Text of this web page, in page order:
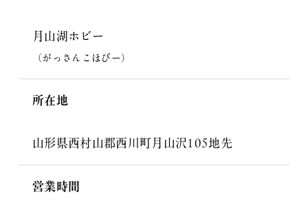
月山湖ホビー
（がっさんこほびー）
所在地
山形県西村山郡西川町月山沢105地先
営業時間